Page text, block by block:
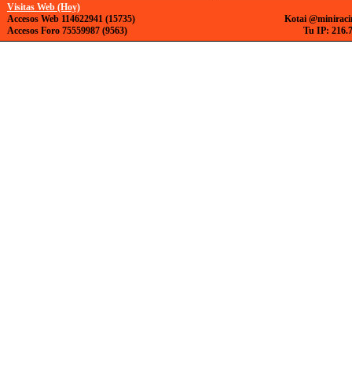
Visitas Web (Hoy)
Accesos Web 114622941 (15735)
Accesos Foro 75559987 (9563)
Kotai
Tu IP: